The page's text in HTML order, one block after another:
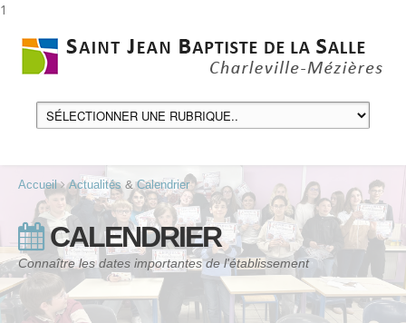
1
Accueil Actualités &Calendrier
CALENDRIER
Connaître les dates importantes de l'établissement